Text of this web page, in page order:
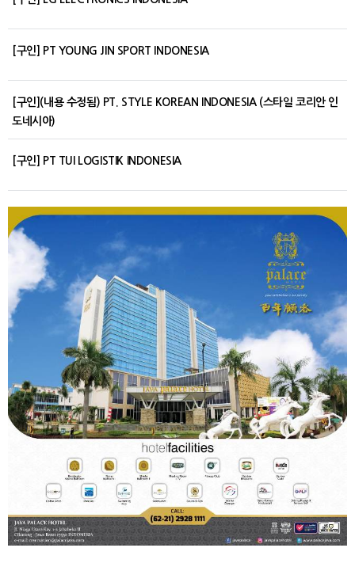
[구인] PT YOUNG JIN SPORT INDONESIA
[구인](내용 수정됨) PT. STYLE KOREAN INDONESIA (스타일 코리안 인
도네시아)
[구인] PT TUI LOGISTIK INDONESIA